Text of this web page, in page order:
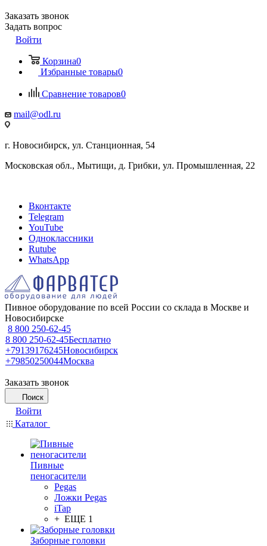
Заказать звонок
Задать вопрос
Войти
Корзина0
Избранные товары0
Сравнение товаров0
mail@odl.ru
г. Новосибирск, ул. Станционная, 54
Московская обл., Мытищи, д. Грибки, ул. Промышленная, 22
Вконтакте
Telegram
YouTube
Одноклассники
Rutube
WhatsApp
Пивное оборудование по всей России со склада в Москве и
Новосибирске
8 800 250-62-45
8 800 250-62-45Бесплатно
+79139176245Новосибирск
+79850250044Москва
Заказать звонок
Поиск
Войти
Каталог
Пивные
пеногасители
Pegas
Ложки Pegas
iTap
+ ЕЩЕ 1
Заборные головки